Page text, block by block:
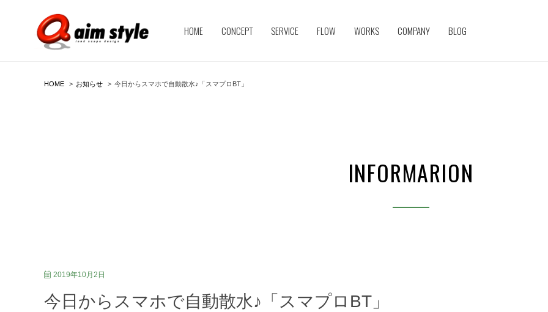
HOME CONCEPT SERVICE FLOW WORKS COMPANY BLOG
HOME お知らせ 今日からスマホで自動散水♪「スマプロBT」
INFORMARION
2019年10月2日
今日からスマホで自動散水♪「スマプロBT」